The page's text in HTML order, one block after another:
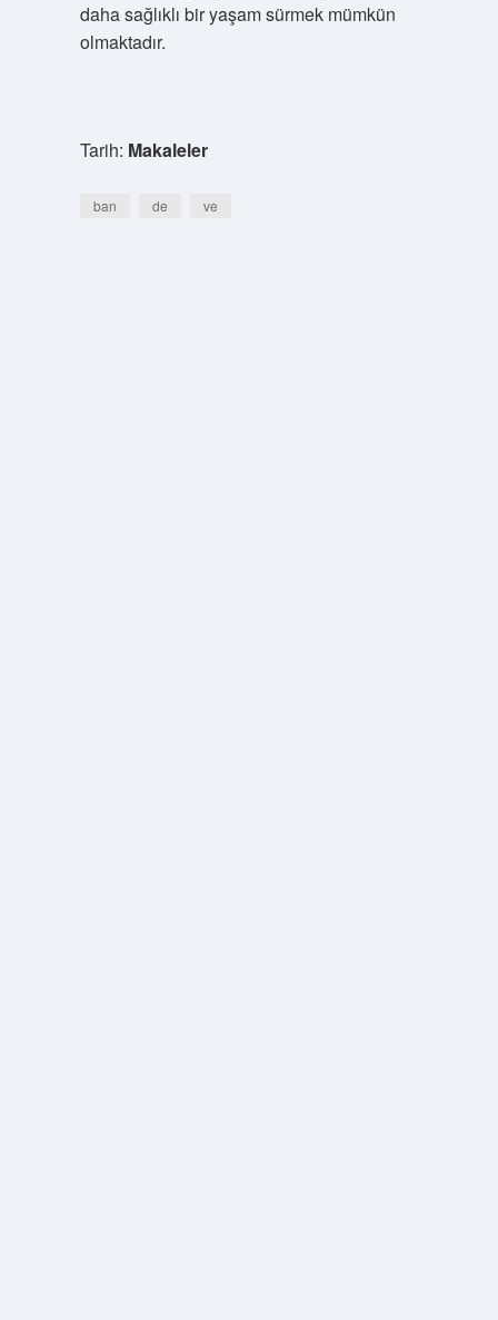
daha sağlıklı bir yaşam sürmek mümkün
olmaktadır.
Tarih: Makaleler
ban de ve